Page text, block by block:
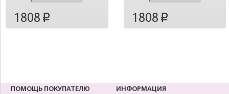
1808 p 1808 p
ПОМОЩЬ ПОКУПАТЕЛЮ ИНФОРМАЦИЯ